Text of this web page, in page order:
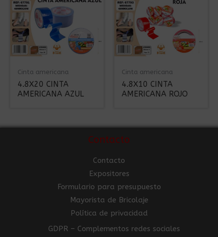
Cinta americana
4.8X20 CINTA
AMERICANA AZUL
Cinta americana
4.8X10 CINTA
AMERICANA ROJO
Contacto
Contacto
Expositores
Formulario para presupuesto
Mayorista de Bricolaje
Política de privacidad
GDPR – Complementos redes sociales